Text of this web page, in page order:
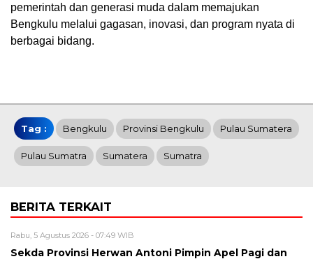
pemerintah dan generasi muda dalam memajukan
Bengkulu melalui gagasan, inovasi, dan program nyata di
berbagai bidang.
Tag : Bengkulu Provinsi Bengkulu Pulau Sumatera
Pulau Sumatra Sumatera Sumatra
BERITA TERKAIT
Rabu, 5 Agustus 2026 - 07:49 WIB
Sekda Provinsi Herwan Antoni Pimpin Apel Pagi dan